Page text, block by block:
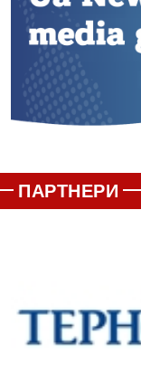
ПАРТНЕРИ